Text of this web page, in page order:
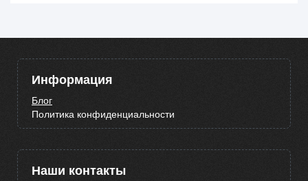
Информация
Блог
Политика конфиденциальности
Наши контакты